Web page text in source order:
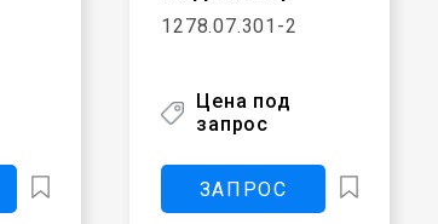
1278.07.301-2
Цена под
запрос
ЗАПРОС